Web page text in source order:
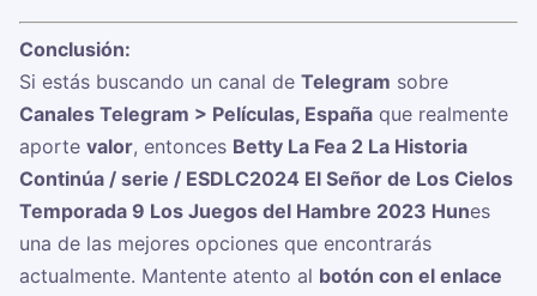
Conclusión:
Si estás buscando un canal de Telegram sobre
Canales Telegram > Películas, España que realmente
aporte valor, entonces Betty La Fea 2 La Historia
Continúa / serie / ESDLC2024 El Señor de Los Cielos
Temporada 9 Los Juegos del Hambre 2023 Hunes
una de las mejores opciones que encontrarás
actualmente. Mantente atento al botón con el enlace